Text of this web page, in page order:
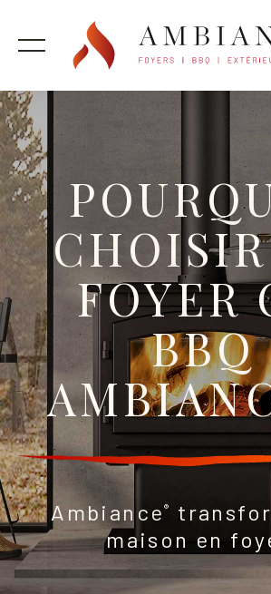
FOYER
BBQ
Ambiance®
maison en